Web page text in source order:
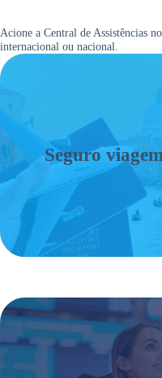
Acione a Central de Assistências
internacional ou nacional.
Seguro